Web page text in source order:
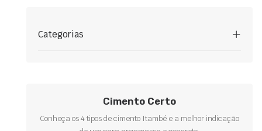
Categorias
Cimento Certo
Conheça os 4 tipos de cimento Itambé e a melhor indicação